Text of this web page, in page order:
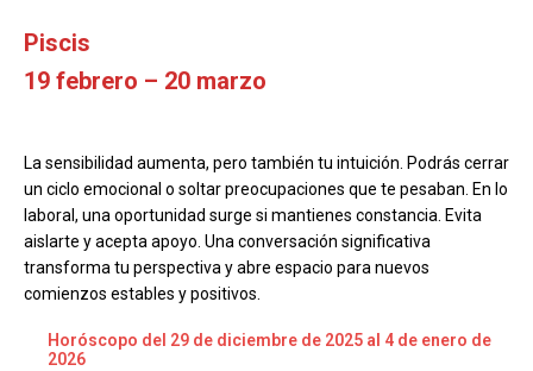
Piscis
19 febrero – 20 marzo
La sensibilidad aumenta, pero también tu intuición. Podrás cerrar
un ciclo emocional o soltar preocupaciones que te pesaban. En lo
laboral, una oportunidad surge si mantienes constancia. Evita
aislarte y acepta apoyo. Una conversación significativa
transforma tu perspectiva y abre espacio para nuevos
comienzos estables y positivos.
Horóscopo del 29 de diciembre de 2025 al 4 de enero de
2026